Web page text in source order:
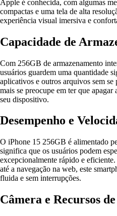
Apple é conhecida, com algumas
compactas e uma tela de alta
experiência visual imersiva e
Capacidade de
Com 256GB de armazenamento
usuários guardem uma quantidade
aplicativos e outros arquivos sem
mais se preocupe em ter que
seu dispositivo.
Desempenho e
O iPhone 15 256GB é alimentado
significa que os usuários podem
excepcionalmente rápido e
até a navegação na web, este
fluida e sem interrupções.
Câmera e Recursos